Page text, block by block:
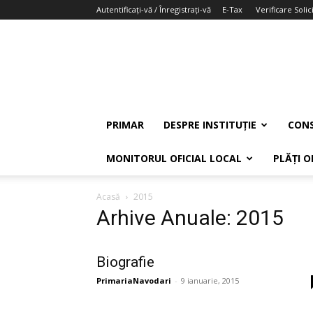
Autentificați-vă / Înregistrați-vă E-Tax Verificare
PRIMAR DESPRE INSTITUȚIE
MONITORUL OFICIAL LOCAL PLĂȚI
Acasă 2015
Arhive Anuale: 2015
Biografie
PrimariaNavodari - 9 ianuarie, 2015